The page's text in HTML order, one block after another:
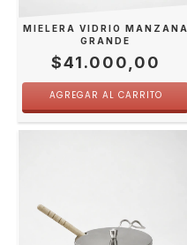
MIELERA VIDRIO MANZANA
GRANDE
$41.000,00